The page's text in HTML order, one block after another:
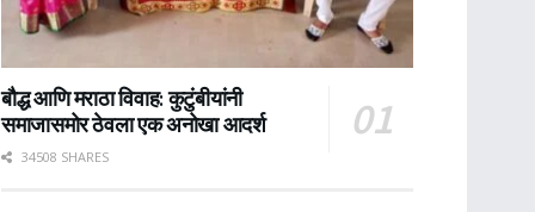
बौद्ध आणि मराठा विवाह: कुटुंबीयांनी
समाजासमोर ठेवला एक अनोखा आदर्श
34508 SHARES